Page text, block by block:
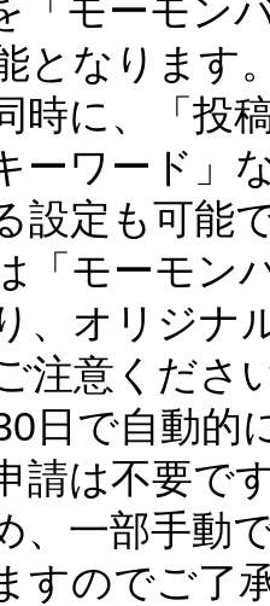
「モーモン
となります
時に、「投
ーワード」
設定も可能
「モーモン
、オリジナ
注意くださ
日で自動的
請は不要で
、一部手動
すのでご了